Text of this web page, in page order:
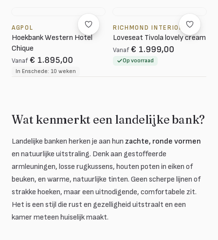
AGPOL
Hoekbank Western Hotel
Chique
Vanaf € 1.895,00
In Enschede: 10 weken
RICHMOND INTERIORS
Loveseat Tivola lovely cream
Vanaf € 1.999,00
Op voorraad
Wat kenmerkt een landelijke bank?
Landelijke banken herken je aan hun zachte, ronde vormen
en natuurlijke uitstraling. Denk aan gestoffeerde
armleuningen, losse rugkussens, houten poten in eiken of
beuken, en warme, natuurlijke tinten. Geen scherpe lijnen of
strakke hoeken, maar een uitnodigende, comfortabele zit.
Het is een stijl die rust en gezelligheid uitstraalt en een
kamer meteen huiselijk maakt.